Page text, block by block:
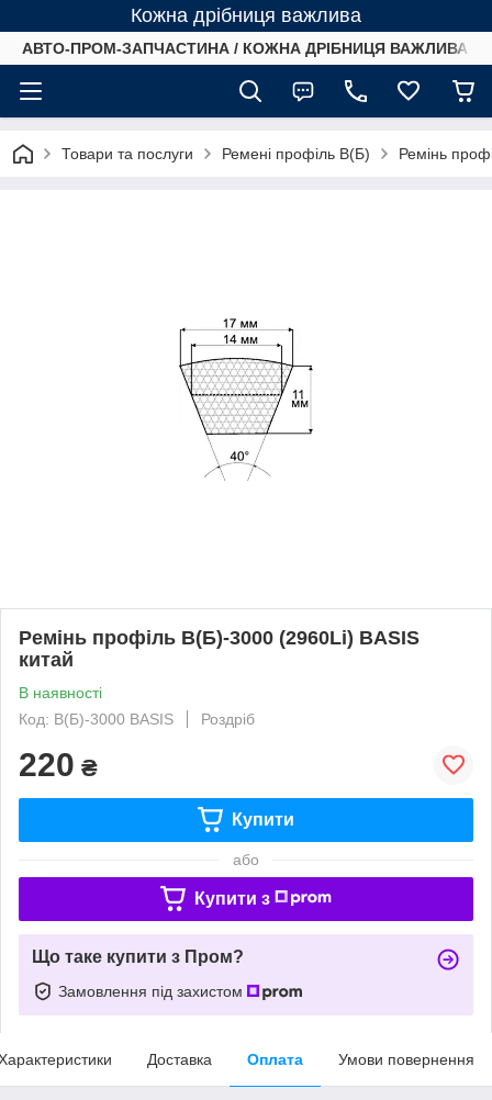
Кожна дрібниця важлива
АВТО-ПРОМ-ЗАПЧАСТИНА / КОЖНА ДРІБНИЦЯ ВАЖЛИВА /
Товари та послуги Ремені профіль B(Б) Ремінь
Ремінь профіль В(Б)-3000 (2960Li) BASIS
китай
В наявності
Код: В(Б)-3000 BASIS
Роздріб
220 ₴
Купити
або
Купити з
Що таке купити з Пром?
Замовлення під захистом
Доставка Оплата Умови повернення